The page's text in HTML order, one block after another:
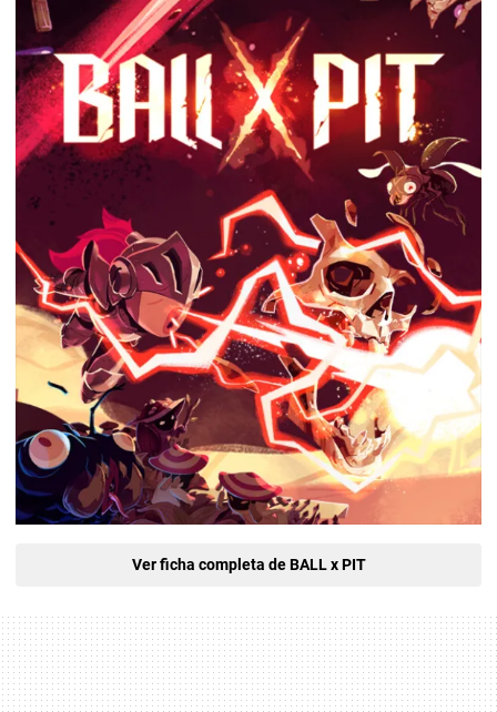
Ver ficha completa de BALL x PIT